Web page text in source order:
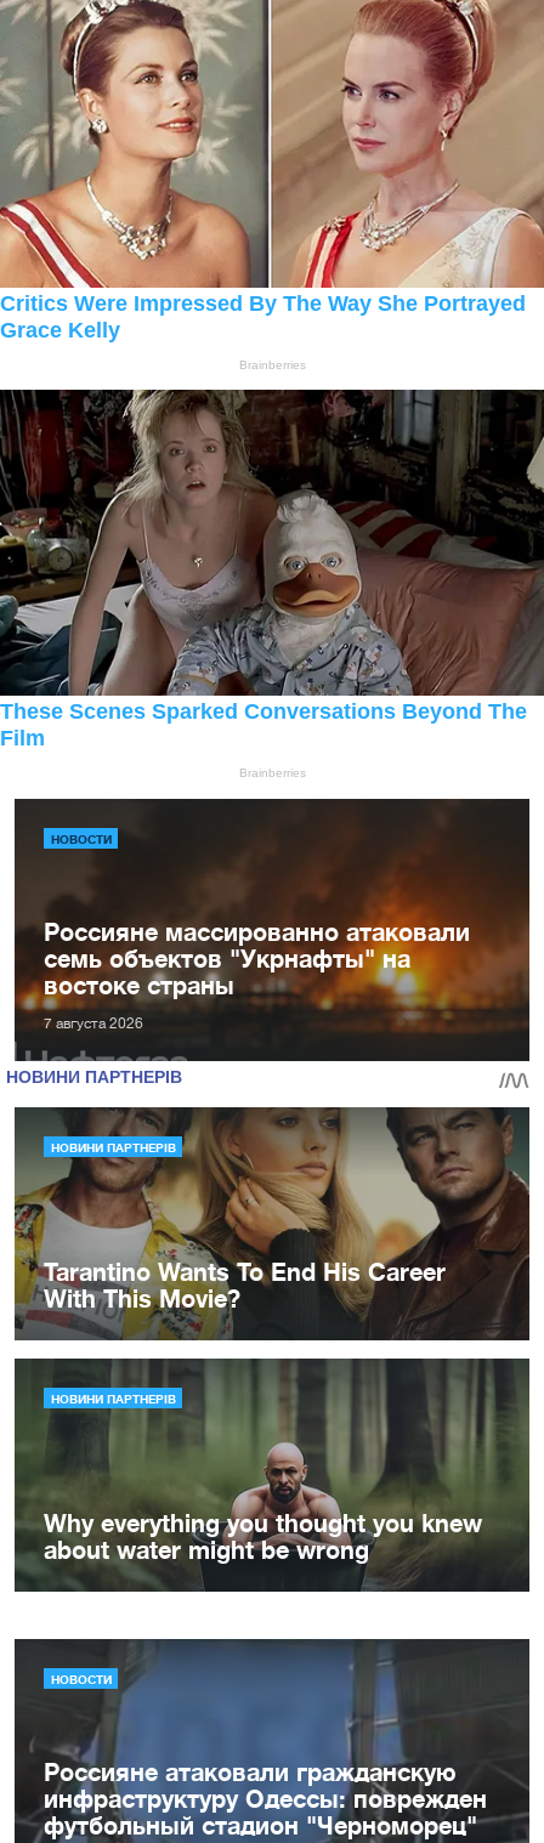
НОВОСТИ
Россияне массированно атаковали
семь объектов "Укрнафты" на
востоке страны
7 августа 2026
НОВОСТИ
Россияне атаковали гражданскую
инфраструктуру Одессы: поврежден
футбольный стадион "Черноморец"